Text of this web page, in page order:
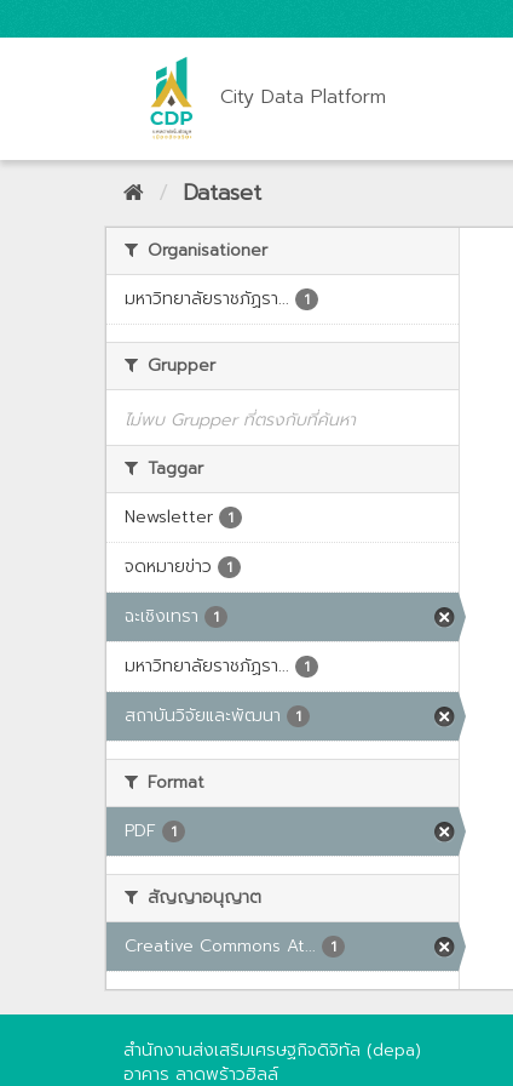
City Data Platform
Dataset
Organisationer
มหาวิทยาลัยราชภัฏรา...
1
Grupper
ไม่พบ Grupper ที่ตรงกับที่ค้นหา
Taggar
Newsletter
1
จดหมายข่าว 1
ฉะเชิงเทรา 1
มหาวิทยาลัยราชภัฏรา... 1
สถาบันวิจัยและพัฒนา 1
Format
PDF
1
สัญญาอนุญาต
Creative Commons At...
1
สำนักงานส่งเสริมเศรษฐกิจดิจิทัล (depa)
อาคาร ลาดพร้าวฮิลล์